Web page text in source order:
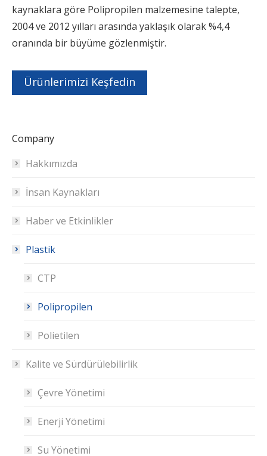
kaynaklara göre Polipropilen malzemesine talepte,
2004 ve 2012 yılları arasında yaklaşık olarak %4,4
oranında bir büyüme gözlenmiştir.
Ürünlerimizi Keşfedin
Company
Hakkımızda
İnsan Kaynakları
Haber ve Etkinlikler
Plastik
CTP
Polipropilen
Polietilen
Kalite ve Sürdürülebilirlik
Çevre Yönetimi
Enerji Yönetimi
Su Yönetimi